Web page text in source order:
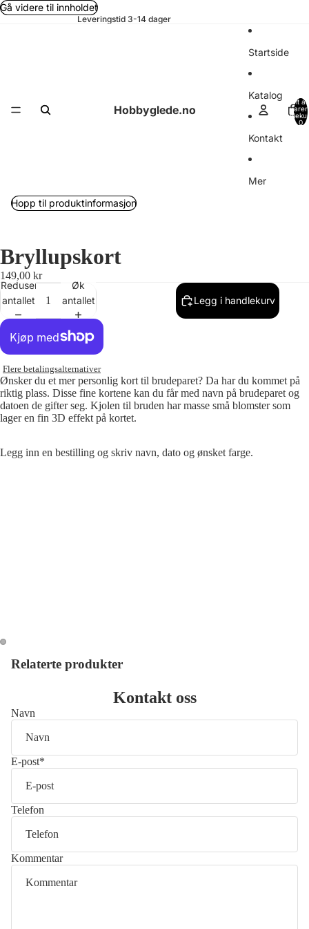
Gå videre til innholdet
Leveringstid 3-14 dager
Hobbyglede.no
Startside
Katalog
Kontakt
Mer
Totalt
varer
0
Hopp til produktinformasjon
Åpne
fullskjerm
Åpne
fullskjerm
Bryllupskort
149,00 kr
Reduser
antallet
Øk
antallet
Legg i handlekurv
Flere betalingsalternativer
Ønsker du et mer personlig kort til brudeparet? Da har du kommet på
riktig plass. Disse fine kortene kan du får med navn på brudeparet og
datoen de gifter seg. Kjolen til bruden har masse små blomster som
lager en fin 3D effekt på kortet.
Legg inn en bestilling og skriv navn, dato og ønsket farge.
Relaterte produkter
Kontakt oss
Navn
E-post*
Telefon
Kommentar